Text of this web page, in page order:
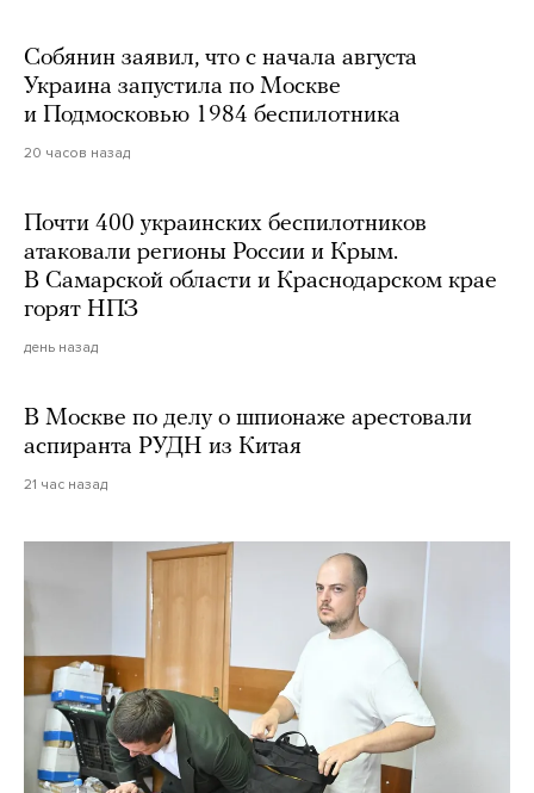
Собянин заявил, что с начала августа
Украина запустила по Москве
и Подмосковью 1984 беспилотника
20 часов назад
Почти 400 украинских беспилотников
атаковали регионы России и Крым.
В Самарской области и Краснодарском крае
горят НПЗ
день назад
В Москве по делу о шпионаже арестовали
аспиранта РУДН из Китая
21 час назад